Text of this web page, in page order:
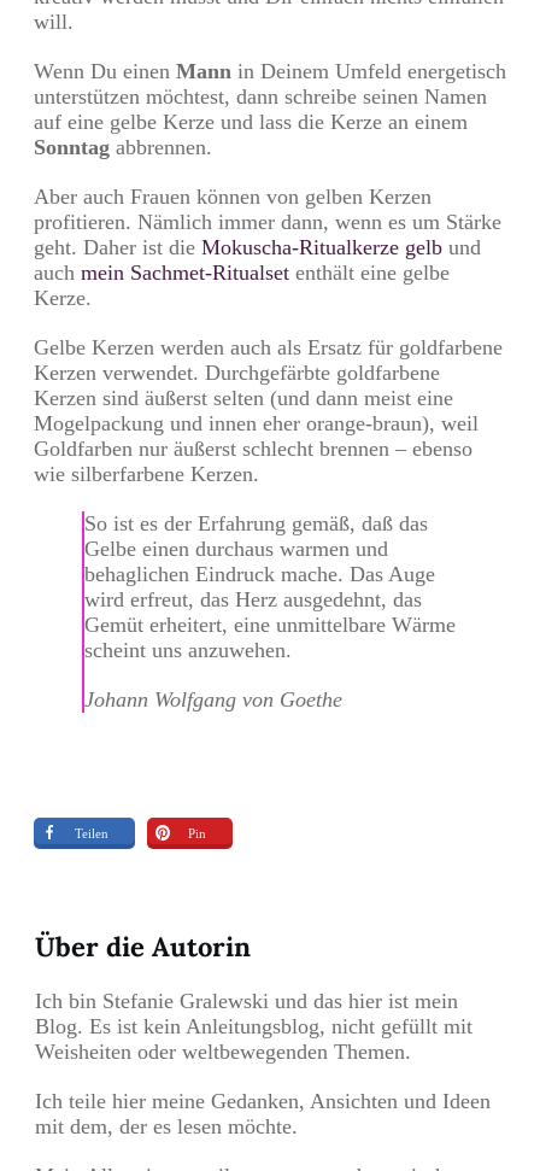
will.
Wenn Du einen Mann in Deinem Umfeld energetisch
unterstützen möchtest, dann schreibe seinen Namen
auf eine gelbe Kerze und lass die Kerze an einem
Sonntag abbrennen.
Aber auch Frauen können von gelben Kerzen
profitieren. Nämlich immer dann, wenn es um Stärke
geht. Daher ist die Mokuscha-Ritualkerze gelb und
auch mein Sachmet-Ritualset enthält eine gelbe
Kerze.
Gelbe Kerzen werden auch als Ersatz für goldfarbene
Kerzen verwendet. Durchgefärbte goldfarbene
Kerzen sind äußerst selten (und dann meist eine
Mogelpackung und innen eher orange-braun), weil
Goldfarben nur äußerst schlecht brennen – ebenso
wie silberfarbene Kerzen.
So ist es der Erfahrung gemäß, daß das
Gelbe einen durchaus warmen und
behaglichen Eindruck mache. Das Auge
wird erfreut, das Herz ausgedehnt, das
Gemüt erheitert, eine unmittelbare Wärme
scheint uns anzuwehen.
Johann Wolfgang von Goethe
Teilen Pin
Über die Autorin
Ich bin Stefanie Gralewski und das hier ist mein
Blog. Es ist kein Anleitungsblog, nicht gefüllt mit
Weisheiten oder weltbewegenden Themen.
Ich teile hier meine Gedanken, Ansichten und Ideen
mit dem, der es lesen möchte.